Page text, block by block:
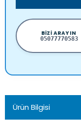
BIZI ARAYIN
05077770583
Ürün Bilgisi